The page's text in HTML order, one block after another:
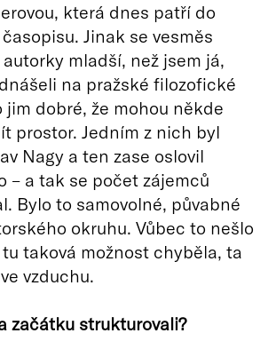
která dnes patří do
Jinak se vesměs
mladší, než jsem já,
na pražské filozofické
dobré, že mohou někde
prostor. Jedním z nich byl
Nagy a ten zase oslovil
– a tak se počet zájemců
Bylo to samovolné, půvabné
okruhu. Vůbec to nešlo
taková možnost chyběla, ta
vzduchu.
začátku strukturovali?